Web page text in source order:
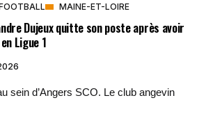
MAINE-ET-LOIRE
Dujeux quitte son poste après avoir
Ligue 1
sein d’Angers SCO. Le club angevin